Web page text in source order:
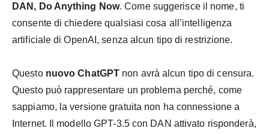
DAN, Do Anything Now. Come suggerisce il nome, ti
consente di chiedere qualsiasi cosa all’intelligenza
artificiale di OpenAI, senza alcun tipo di restrizione.
Questo nuovo ChatGPT non avrà alcun tipo di censura.
Questo può rappresentare un problema perché, come
sappiamo, la versione gratuita non ha connessione a
Internet. Il modello GPT-3.5 con DAN attivato risponderà,